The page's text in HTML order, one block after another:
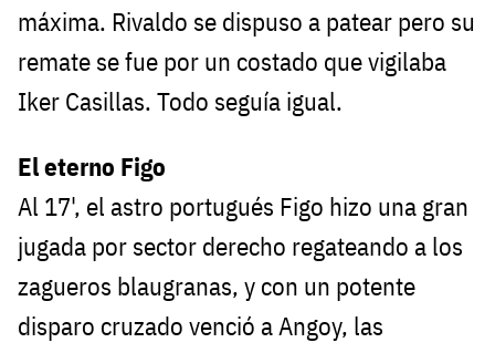
máxima. Rivaldo se dispuso a patear pero su
remate se fue por un costado que vigilaba
Iker Casillas. Todo seguía igual.
El eterno Figo
Al 17', el astro portugués Figo hizo una gran
jugada por sector derecho regateando a los
zagueros blaugranas, y con un potente
disparo cruzado venció a Angoy, las